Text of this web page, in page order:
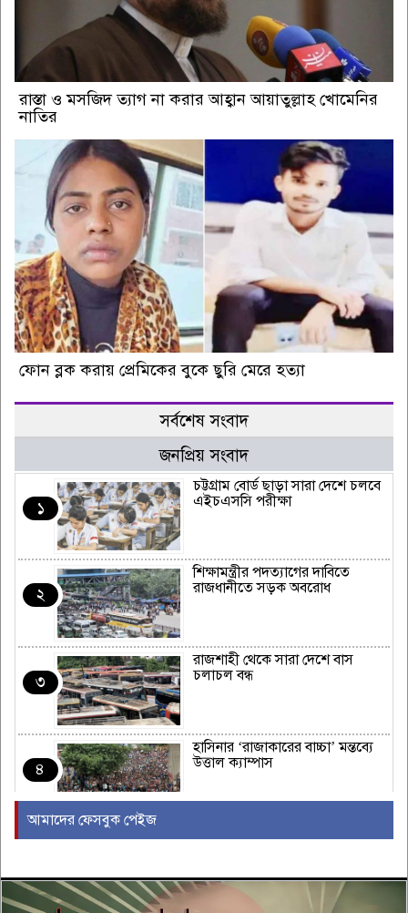
রাস্তা ও মসজিদ ত্যাগ না করার আহ্বান আয়াতুল্লাহ খোমেনির
নাতির
ফোন ব্লক করায় প্রেমিকের বুকে ছুরি মেরে হত্যা
সর্বশেষ সংবাদ
জনপ্রিয় সংবাদ
১
চট্টগ্রাম বোর্ড ছাড়া সারা দেশে চলবে
এইচএসসি পরীক্ষা
২
শিক্ষামন্ত্রীর পদত্যাগের দাবিতে
রাজধানীতে সড়ক অবরোধ
৩
রাজশাহী থেকে সারা দেশে বাস
চলাচল বন্ধ
৪
হাসিনার ‘রাজাকারের বাচ্চা’ মন্তব্যে
উত্তাল ক্যাম্পাস
আমাদের ফেসবুক পেইজ